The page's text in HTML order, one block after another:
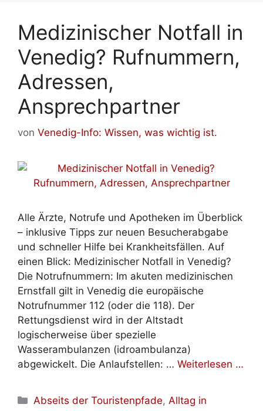
Medizinischer Notfall in
Venedig? Rufnummern,
Adressen,
Ansprechpartner
von Venedig-Info: Wissen, was wichtig ist.
Alle Ärzte, Notrufe und Apotheken im Überblick
– inklusive Tipps zur neuen Besucherabgabe
und schneller Hilfe bei Krankheitsfällen. Auf
einen Blick: Medizinischer Notfall in Venedig?
Die Notrufnummern: Im akuten medizinischen
Ernstfall gilt in Venedig die europäische
Notrufnummer 112 (oder die 118). Der
Rettungsdienst wird in der Altstadt
logischerweise über spezielle
Wasserambulanzen (idroambulanza)
abgewickelt. Die Anlaufstellen: … Weiterlesen …
Kategorien
Abseits der Touristenpfade, Alltag in